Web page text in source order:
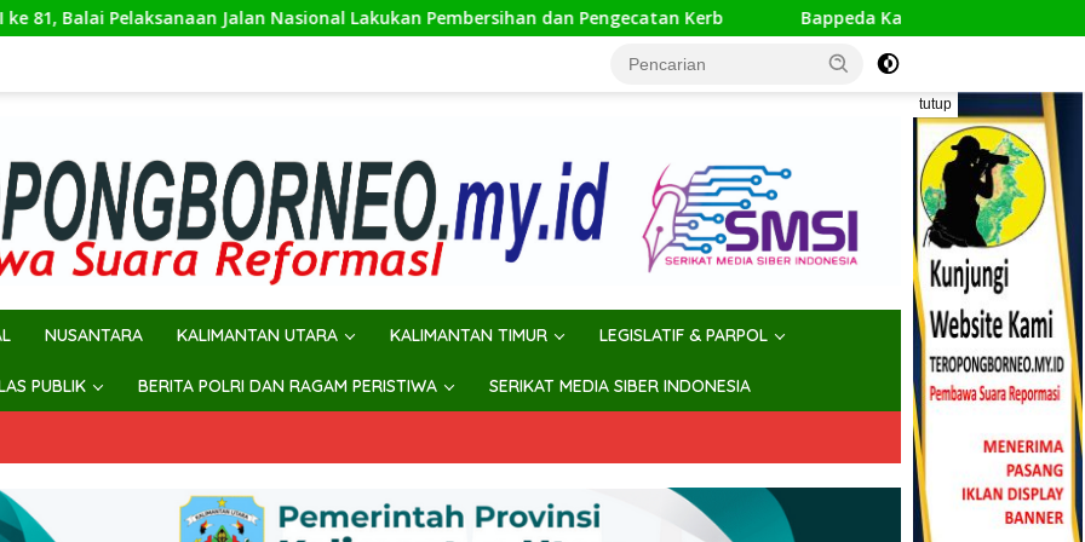
Jalan Nasional Lakukan Pembersihan dan Pengecatan Kerb Bappeda Kaltim Evaluasi Rencana Aksi SDI 2025–2026,
tutup
NUSANTARA KALIMANTAN UTARA KALIMANTAN TIMUR LEGISLATIF & PARPOL
PUBLIK BERITA POLRI DAN RAGAM PERISTIWA SERIKAT MEDIA SIBER INDONESIA